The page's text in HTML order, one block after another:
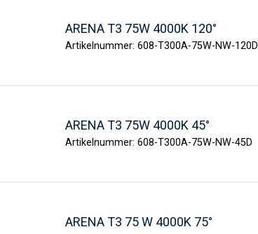
ARENA T3 75W 4000K 120°
Artikelnummer: 608-T300A-75W-NW-120D
ARENA T3 75W 4000K 45°
Artikelnummer: 608-T300A-75W-NW-45D
ARENA T3 75 W 4000K 75°